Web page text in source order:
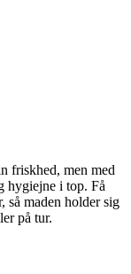
friskhed, men med
hygiejne i top. Få
så maden holder sig
på tur.